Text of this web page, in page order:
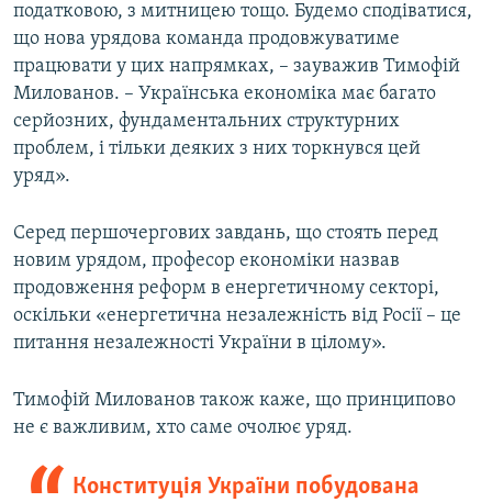
податковою, з митницею тощо. Будемо сподіватися,
що нова урядова команда продовжуватиме
працювати у цих напрямках, – зауважив Тимофій
Милованов. – Українська економіка має багато
серйозних, фундаментальних структурних
проблем, і тільки деяких з них торкнувся цей
уряд».
Серед першочергових завдань, що стоять перед
новим урядом, професор економіки назвав
продовження реформ в енергетичному секторі,
оскільки «енергетична незалежність від Росії – це
питання незалежності України в цілому».
Тимофій Милованов також каже, що принципово
не є важливим, хто саме очолює уряд.
Конституція України побудована